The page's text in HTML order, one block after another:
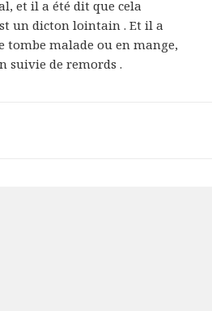
et il a été dit que cela
un dicton lointain . Et il a
tombe malade ou en mange,
suivie de remords .